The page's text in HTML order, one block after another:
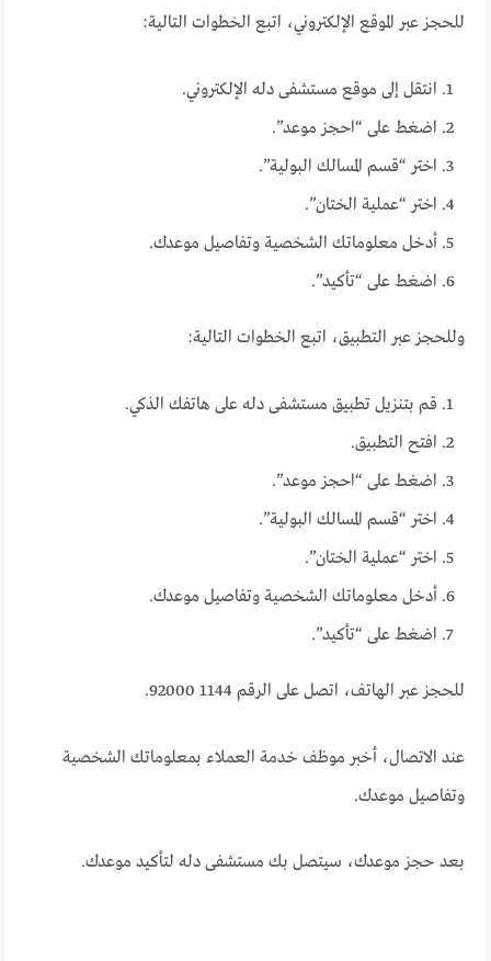
للحجز عبر الموقع الإلكتروني، اتبع الخطوات التالية:
انتقل إلى موقع مستشفى دله الإلكتروني.
اضغط على “احجز موعد”.
اختر “قسم المسالك البولية”.
اختر “عملية الختان”.
أدخل معلوماتك الشخصية وتفاصيل موعدك.
اضغط على “تأكيد”.
وللحجز عبر التطبيق، اتبع الخطوات التالية:
قم بتنزيل تطبيق مستشفى دله على هاتفك الذكي.
افتح التطبيق.
اضغط على “احجز موعد”.
اختر “قسم المسالك البولية”.
اختر “عملية الختان”.
أدخل معلوماتك الشخصية وتفاصيل موعدك.
اضغط على “تأكيد”.
للحجز عبر الهاتف، اتصل على الرقم 1144 92000.
عند الاتصال، أخبر موظف خدمة العملاء بمعلوماتك الشخصية
وتفاصيل موعدك.
بعد حجز موعدك، سيتصل بك مستشفى دله لتأكيد موعدك.